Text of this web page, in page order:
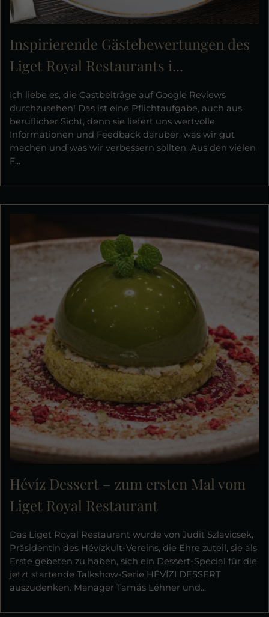
Inspirierende Gästebewertungen des
Liget Royal Restaurants i...
Ich liebe es, die Gastbeiträge auf Google Reviews
durchzusehen! Das ist eine Pflichtaufgabe, auch aus
beruflicher Sicht, denn sie liefert uns wertvolle
Informationen und Feedback darüber, was wir gut
machen und was wir verbessern sollten. Aus den vielen
F...
Hévíz Dessert – zum ersten Mal vom
Liget Royal Restaurant
Das Liget Royal Restaurant wurde von Judit Szlavicsek,
Präsidentin des Hévízkult-Vereins, die Ehre zuteil, sie als
Erste gebeten zu haben, sich ein Dessert-Special für die
jetzt startende Talkshow-Serie HÉVÍZI DESSERT
auszudenken. Manager Tamás Léhner und...